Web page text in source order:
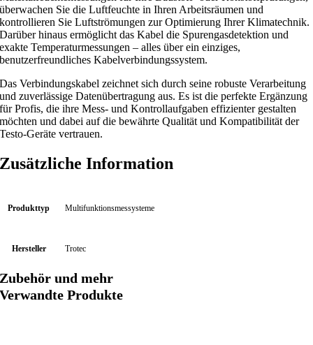
überwachen Sie die Luftfeuchte in Ihren Arbeitsräumen und
kontrollieren Sie Luftströmungen zur Optimierung Ihrer Klimatechnik.
Darüber hinaus ermöglicht das Kabel die Spurengasdetektion und
exakte Temperaturmessungen – alles über ein einziges,
benutzerfreundliches Kabelverbindungssystem.
Das Verbindungskabel zeichnet sich durch seine robuste Verarbeitung
und zuverlässige Datenübertragung aus. Es ist die perfekte Ergänzung
für Profis, die ihre Mess- und Kontrollaufgaben effizienter gestalten
möchten und dabei auf die bewährte Qualität und Kompatibilität der
Testo-Geräte vertrauen.
Zusätzliche Information
Produkttyp Multifunktionsmessysteme
Hersteller Trotec
Zubehör und mehr
Verwandte Produkte